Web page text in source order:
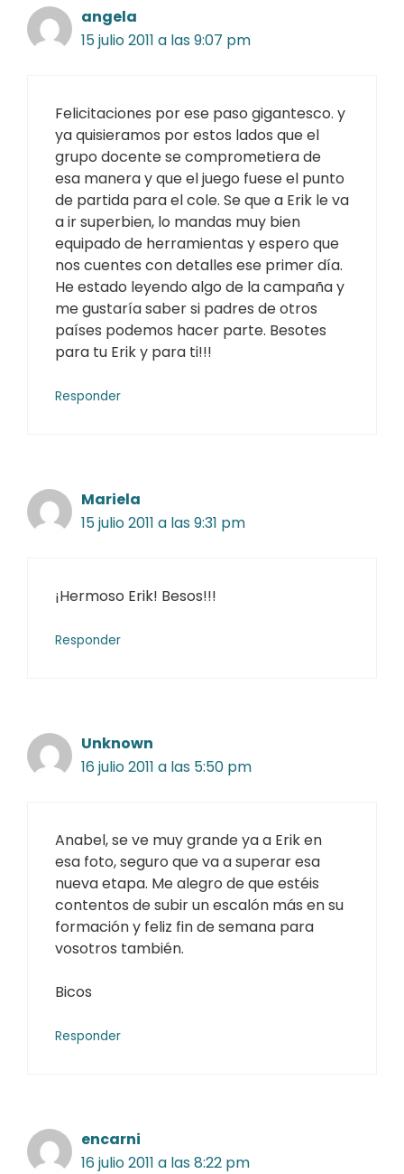
angela
15 julio 2011 a las 9:07 pm
Felicitaciones por ese paso gigantesco. y
ya quisieramos por estos lados que el
grupo docente se comprometiera de
esa manera y que el juego fuese el punto
de partida para el cole. Se que a Erik le va
a ir superbien, lo mandas muy bien
equipado de herramientas y espero que
nos cuentes con detalles ese primer día.
He estado leyendo algo de la campaña y
me gustaría saber si padres de otros
países podemos hacer parte. Besotes
para tu Erik y para ti!!!
Responder
Mariela
15 julio 2011 a las 9:31 pm
¡Hermoso Erik! Besos!!!
Responder
Unknown
16 julio 2011 a las 5:50 pm
Anabel, se ve muy grande ya a Erik en
esa foto, seguro que va a superar esa
nueva etapa. Me alegro de que estéis
contentos de subir un escalón más en su
formación y feliz fin de semana para
vosotros también.
Bicos
Responder
encarni
16 julio 2011 a las 8:22 pm